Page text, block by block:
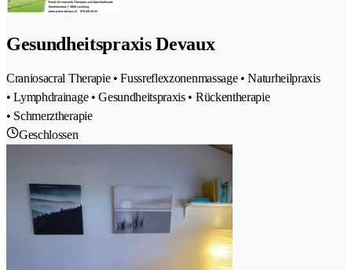
Gesundheitspraxis Devaux
Craniosacral Therapie • Fussreflexzonenmassage • Naturheilpraxis
• Lymphdrainage • Gesundheitspraxis • Rückentherapie
• Schmerztherapie
Geschlossen